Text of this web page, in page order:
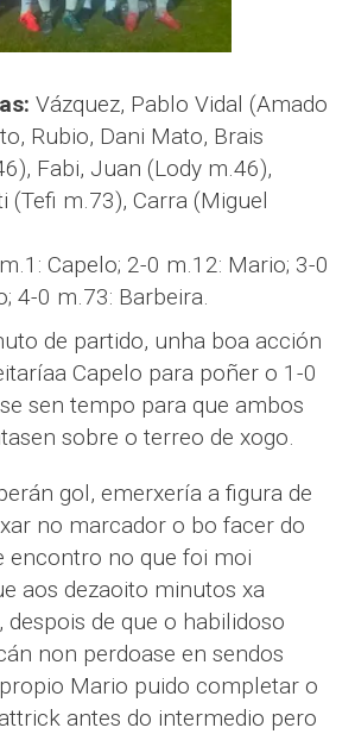
Vázquez, Pablo Vidal (Amado
Rubio, Dani Mato, Brais
Fabi, Juan (Lody m.46),
(Tefi m.73), Carra (Miguel
Capelo; 2-0 m.12: Mario; 3-0
4-0 m.73: Barbeira.
de partido, unha boa acción
Capelo para poñer o 1-0
sen tempo para que ambos
sobre o terreo de xogo.
gol, emerxería a figura de
no marcador o bo facer do
encontro no que foi moi
aos dezaoito minutos xa
de que o habilidoso
non perdoase en sendos
Mario puido completar o
antes do intermedio pero